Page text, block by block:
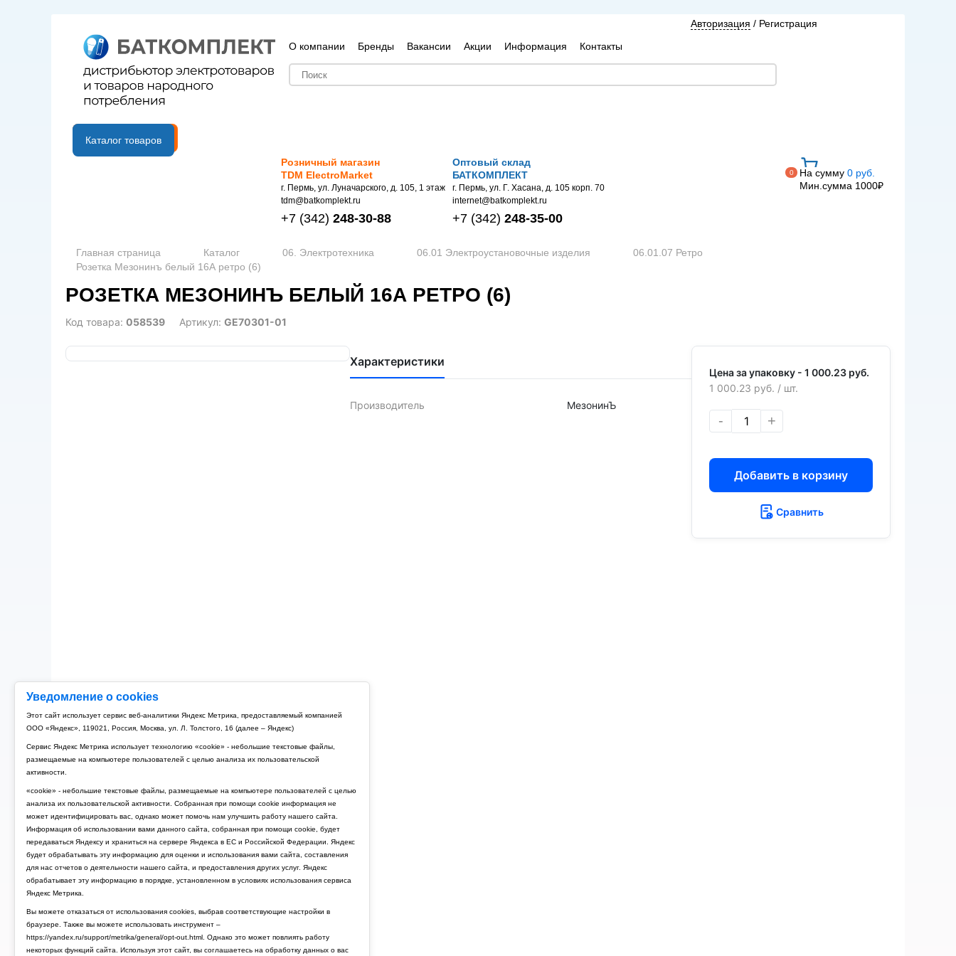
Уведомление о cookies
Этот сайт использует сервис веб-аналитики Яндекс Метрика, предоставляемый компанией
ООО «Яндекс», 119021, Россия, Москва, ул. Л. Толстого, 16 (далее – Яндекс)
Сервис Яндекс Метрика использует технологию «cookie» - небольшие текстовые файлы,
размещаемые на компьютере пользователей с целью анализа их пользовательской
активности.
«cookie» - небольшие текстовые файлы, размещаемые на компьютере пользователей с целью
анализа их пользовательской активности. Собранная при помощи cookie информация не
может идентифицировать вас, однако может помочь нам улучшить работу нашего сайта.
Информация об использовании вами данного сайта, собранная при помощи cookie, будет
передаваться Яндексу и храниться на сервере Яндекса в ЕС и Российской Федерации. Яндекс
будет обрабатывать эту информацию для оценки и использования вами сайта, составления
для нас отчетов о деятельности нашего сайта, и предоставления других услуг. Яндекс
обрабатывает эту информацию в порядке, установленном в условиях использования сервиса
Яндекс Метрика.
Вы можете отказаться от использования cookies, выбрав соответствующие настройки в
браузере. Также вы можете использовать инструмент –
https://yandex.ru/support/metrika/general/opt-out.html. Однако это может повлиять работу
некоторых функций сайта. Используя этот сайт, вы соглашаетесь на обработку данных о вас
О компании Бренды Вакансии Акции Информация Контакты
Авторизация / Регистрация
B2B портал
Каталог товаров
Розничный магазин
TDM ElectroMarket
г. Пермь, ул. Луначарского, д. 105, 1 этаж
tdm@batkomplekt.ru
+7 (342) 248-30-88
Оптовый склад
БАТКОМПЛЕКТ
г. Пермь, ул. Г. Хасана, д. 105 корп. 70
internet@batkomplekt.ru
+7 (342) 248-35-00
0 На сумму 0 руб.
Мин.сумма 1000₽
Главная страница Каталог 06. Электротехника 06.01 Электроустановочные изделия
06.01.07 Ретро
Розетка Мезонинъ белый 16А ретро (6)
РОЗЕТКА МЕЗОНИНЪ БЕЛЫЙ 16А РЕТРО (6)
Код товара: 058539 Артикул: GE70301-01
Характеристики
Производитель МезонинЪ
Цена за упаковку - 1 000.23 руб.
1 000.23 руб. / шт.
- +
Добавить в корзину
Сравнить